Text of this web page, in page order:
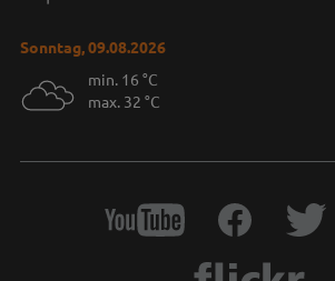
Sonntag, 09.08.2026
min. 16 °C
max. 32 °C